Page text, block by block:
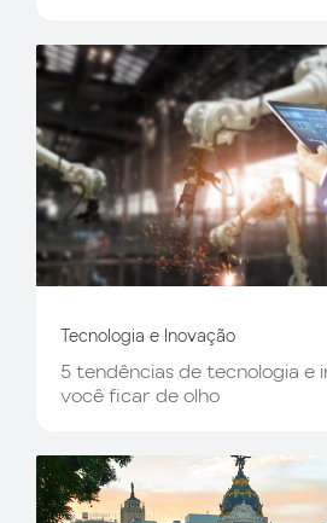
Tecnologia e Inovação
5 tendências de tecnologia e
você ficar de olho